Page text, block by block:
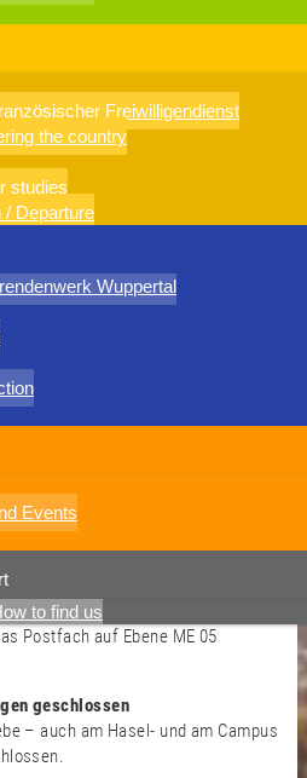
Freiwilligendienst
the country
studies
/ Departure
Wuppertal
Events
to find us
wir unser 50-jähriges Jubiläum
bei dem wir auch erstmals
Leben gerufen haben.
, findet erneut unser ganztägiges
gemeinsames Lernen und den
diesem Tag ganztägig
Studierende den Notfallplan
in jedem Wohnheim aushängt).
steht zusätzlich die Wach-
bereit.
ab Montag 08.09.2025 bearbeitet
Postfach auf Ebene ME 05
geschlossen
– auch am Hasel- und am Campus